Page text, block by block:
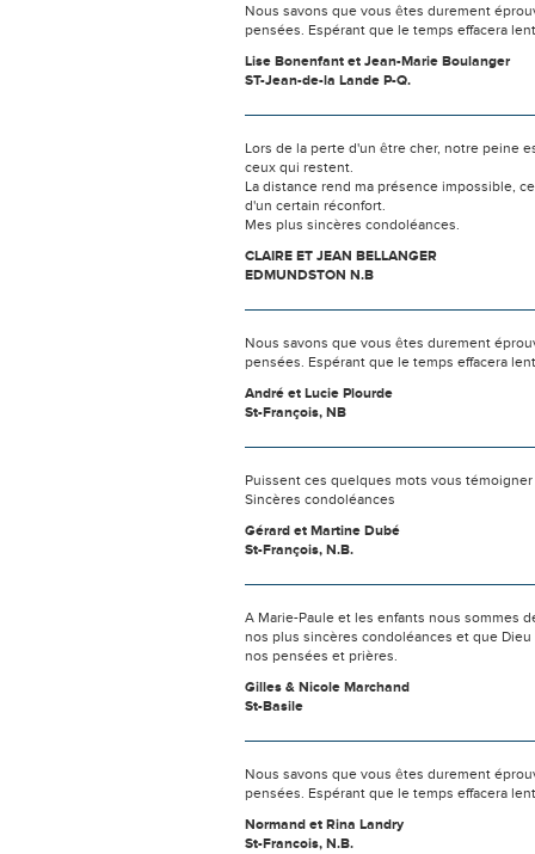
Nous savons que vous êtes durement
pensées. Espérant que le temps effacera
Lise Bonenfant et Jean-Marie Boulanger
ST-Jean-de-la Lande P-Q.
Lors de la perte d'un être cher, notre peine
ceux qui restent.
La distance rend ma présence impossible,
d'un certain réconfort.
Mes plus sincères condoléances.
CLAIRE ET JEAN BELLANGER
EDMUNDSTON N.B
Nous savons que vous êtes durement
pensées. Espérant que le temps effacera
André et Lucie Plourde
St-François, NB
Puissent ces quelques mots vous
Sincères condoléances
Gérard et Martine Dubé
St-François, N.B.
A Marie-Paule et les enfants nous sommes
nos plus sincères condoléances et que
nos pensées et prières.
Gilles & Nicole Marchand
St-Basile
Nous savons que vous êtes durement
pensées. Espérant que le temps effacera
Normand et Rina Landry
St-Francois, N.B.